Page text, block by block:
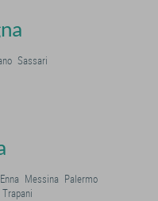
Sassari
Enna Messina Palermo
Trapani